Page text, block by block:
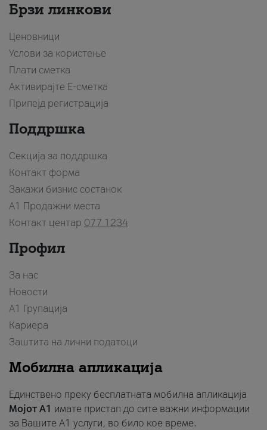
Брзи линкови
Ценовници
Услови за користење
Плати сметка
Активирајте Е-сметка
Припејд регистрација
Поддршка
Секција за поддршка
Контакт форма
Закажи бизнис состанок
A1 Продажни места
Контакт центар 077 1234
Профил
За нас
Новости
А1 Групација
Кариера
Заштита на лични податоци
Мобилна апликација
Единствено преку бесплатната мобилна апликација
Мојот A1 имате пристап до сите важни информации
за Вашите A1 услуги, во било кое време.